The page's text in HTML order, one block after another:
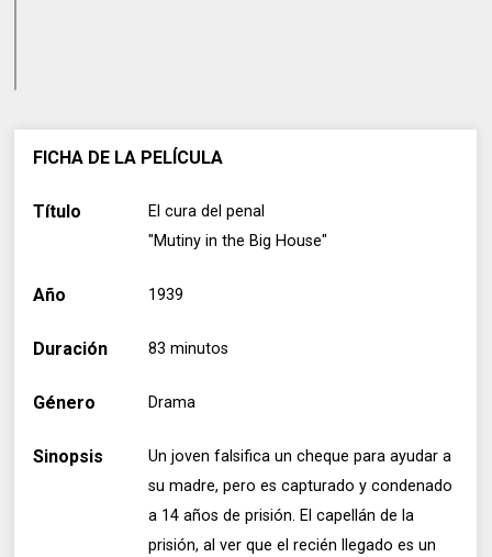
FICHA DE LA PELÍCULA
Título
El cura del penal
"Mutiny in the Big House"
Año 1939
Duración 83 minutos
Género Drama
Sinopsis
Un joven falsifica un cheque para ayudar a
su madre, pero es capturado y condenado
a 14 años de prisión. El capellán de la
prisión, al ver que el recién llegado es un